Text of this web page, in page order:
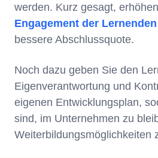
werden. Kurz gesagt,
Engagement der Lernenden
bessere Abschlussquote.
Noch dazu geben Sie den
Eigenverantwortung und
eigenen Entwicklungsplan,
sind, im Unternehmen zu
Weiterbildungsmöglichkeiten